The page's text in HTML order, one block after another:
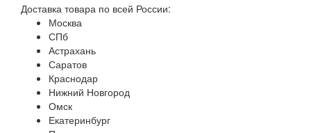
Доставка товара по всей России:
Москва
СПб
Астрахань
Саратов
Краснодар
Нижний Новгород
Омск
Екатеринбург